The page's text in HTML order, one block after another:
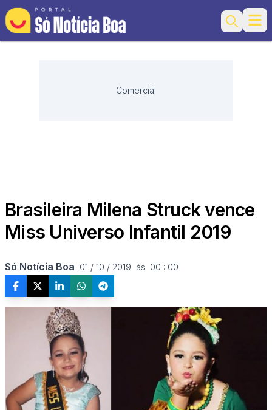
Search
Comercial
Brasileira Milena Struck vence
Miss Universo Infantil 2019
Só Notícia Boa 01 / 10 / 2019  às  00 : 00